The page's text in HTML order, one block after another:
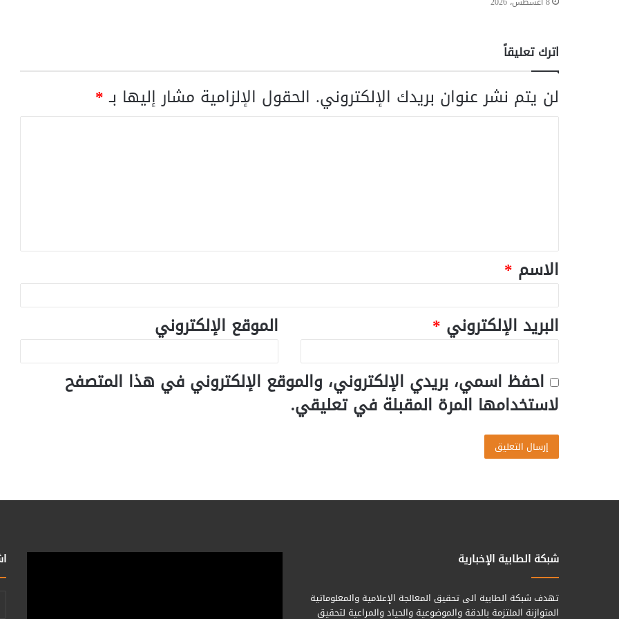
اترك تعليقاً
لن يتم نشر عنوان بريدك الإلكتروني. الحقول الإلزامية مشار إليها بـ*
الاسم *
البريد الإلكتروني *
الموقع الإلكتروني
احفظ اسمي، بريدي الإلكتروني، والموقع الإلكتروني في هذا المتصفح
لاستخدامها المرة المقبلة في تعليقي.
شبكة الطابية الإخبارية
تهدف شبكة الطابية الى تحقيق المعالجة الإعلامية والمعلوماتية
المتوازنة الملتزمة بالدقة والموضوعية والحياد والمراعية لتحقيق